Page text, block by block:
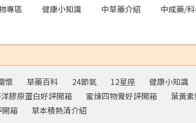
專區 健康小知識 中草藥介紹
中成藥/
懷 草藥百科 24節氣 12星座 健康小知識
膠原蛋白好評開箱 蜜煉四物膏好評開箱
葉黃
箱 草本積熱清介紹